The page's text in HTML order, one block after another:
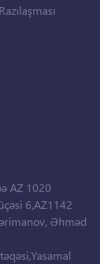
AZ 1020
6,AZ1142
Əhməd